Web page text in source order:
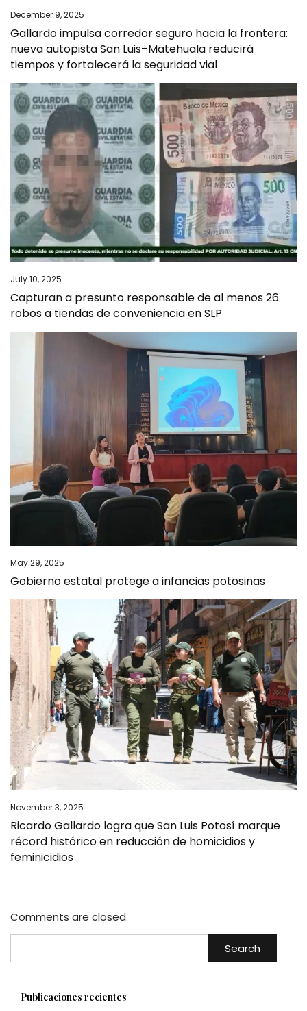
December 9, 2025
Gallardo impulsa corredor seguro hacia la frontera:
nueva autopista San Luis–Matehuala reducirá
tiempos y fortalecerá la seguridad vial
July 10, 2025
Capturan a presunto responsable de al menos 26
robos a tiendas de conveniencia en SLP
May 29, 2025
Gobierno estatal protege a infancias potosinas
November 3, 2025
Ricardo Gallardo logra que San Luis Potosí marque
récord histórico en reducción de homicidios y
feminicidios
Comments are closed.
Search
Publicaciones recientes